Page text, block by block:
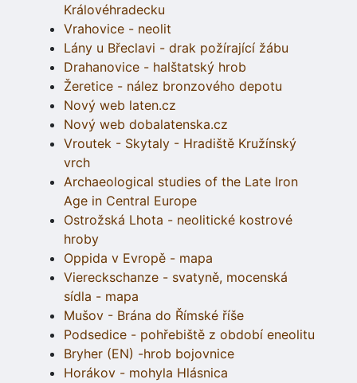
Královéhradecku
Vrahovice - neolit
Lány u Břeclavi - drak požírající žábu
Drahanovice - halštatský hrob
Žeretice - nález bronzového depotu
Nový web laten.cz
Nový web dobalatenska.cz
Vroutek - Skytaly - Hradiště Kružínský
vrch
Archaeological studies of the Late Iron
Age in Central Europe
Ostrožská Lhota - neolitické kostrové
hroby
Oppida v Evropě - mapa
Viereckschanze - svatyně, mocenská
sídla - mapa
Mušov - Brána do Římské říše
Podsedice - pohřebiště z období eneolitu
Bryher (EN) -hrob bojovnice
Horákov - mohyla Hlásnica